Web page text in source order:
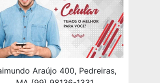
Araújo 400, Pedreiras,